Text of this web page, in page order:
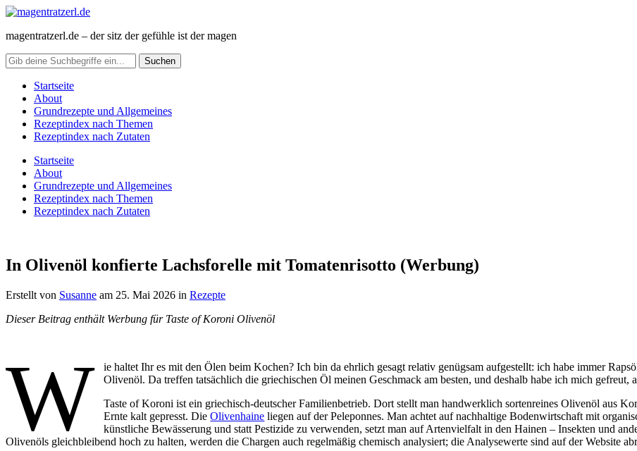
magentratzerl.de – der sitz der gefühle ist der magen
Startseite
About
Grundrezepte und Allgemeines
Rezeptindex nach Themen
Rezeptindex nach Zutaten
Startseite
About
Grundrezepte und Allgemeines
Rezeptindex nach Themen
Rezeptindex nach Zutaten
In Olivenöl konfierte Lachsforelle mit Tomatenrisotto (Werbung)
Erstellt von Susanne am 25. Mai 2026 in Rezepte
Dieser Beitrag enthält Werbung für Taste of Koroni Olivenöl
W
ie haltet Ihr es mit den Ölen beim Kochen? Ich bin da ehrlich gesagt relativ genügsam aufgestellt: ich habe immer
Olivenöl. Da treffen tatsächlich die griechischen Öl meinen Geschmack am besten, und deshalb habe ich mich gefreut,
Taste of Koroni ist ein griechisch-deutscher Familienbetrieb. Dort stellt man handwerklich sortenreines Olivenöl aus
Ernte kalt gepresst. DieOlivenhaine liegen auf der Peleponnes. Man achtet auf nachhaltige Bodenwirtschaft mit
künstliche Bewässerung und statt Pestizide zu verwenden, setzt man auf Artenvielfalt in den Hainen – Insekten und
Olivenöls gleichbleibend hoch zu halten, werden die Chargen auch regelmäßig chemisch analysiert; die Analysewerte sind auf der Website